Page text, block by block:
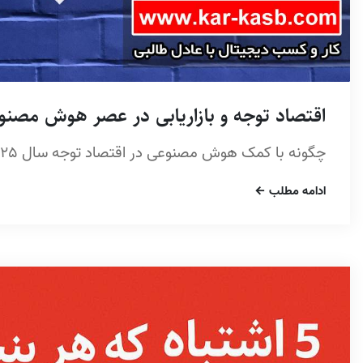
اقتصاد توجه و بازاریابی در عصر هوش
چگونه با کمک هوش مصنوعی در اقتصاد توجه سال 2025 موفق شویم
ادامه مطلب